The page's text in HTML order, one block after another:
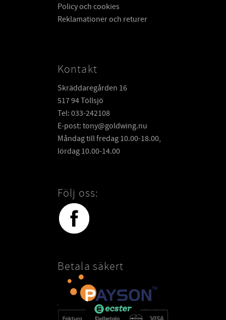
Policy och cookies
Reklamationer och returer
Kontakt
Skräddaregården 16
517 94 Töllsjö
Tel: 033-242108
E-post: tony@goldwing.nu
Måndag till fredag 10.00-18.00,
lördag 10.00-14.00
Följ oss:
Betala säkert